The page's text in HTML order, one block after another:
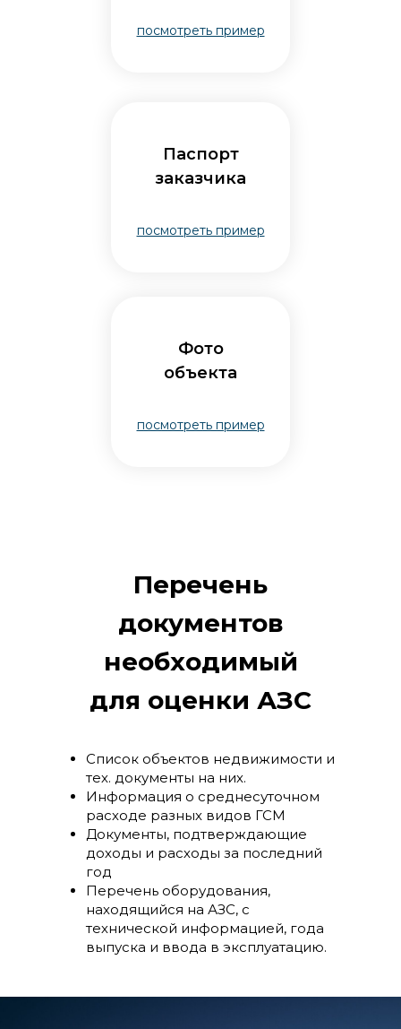
Фото
объекта
посмотреть пример
посмотреть пример
Паспорт
заказчика
посмотреть пример
Список объектов недвижимости и
тех. документы на них.
Информация о среднесуточном
расходе разных видов ГСМ
Документы, подтверждающие
доходы и расходы за последний
год
Перечень оборудования,
находящийся на АЗС, с
технической информацией, года
выпуска и ввода в эксплуатацию.
Перечень
документов
необходимый
для оценки АЗС
Мы Федеральная
сеть